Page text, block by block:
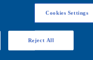
Cookies Settings
Reject All